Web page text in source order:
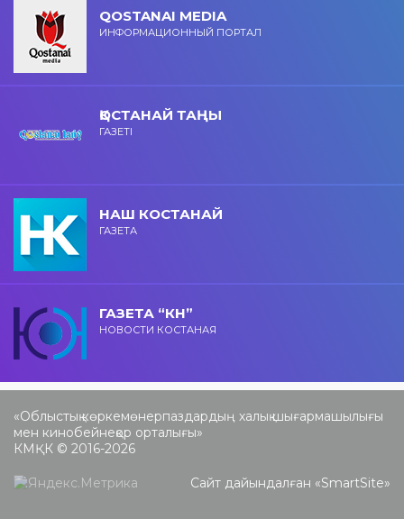
QOSTANAI MEDIA
ИНФОРМАЦИОННЫЙ ПОРТАЛ
ҚОСТАНАЙ ТАҢЫ
ГАЗЕТІ
НАШ КОСТАНАЙ
ГАЗЕТА
ГАЗЕТА “КН”
НОВОСТИ КОСТАНАЯ
«Облыстық көркемөнерпаздардың халық шығармашылығы
мен кинобейнеқор орталығы»
КМҚК © 2016-2026
Сайт дайындалған «SmartSite»